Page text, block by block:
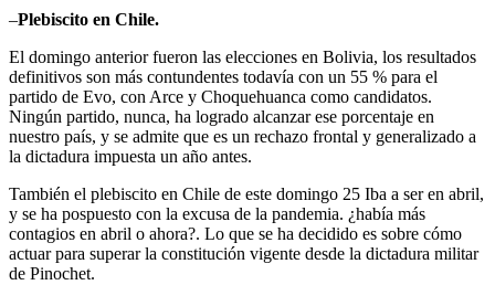
–Plebiscito en Chile.
El domingo anterior fueron las elecciones en Bolivia, los resultados
definitivos son más contundentes todavía con un 55 % para el
partido de Evo, con Arce y Choquehuanca como candidatos.
Ningún partido, nunca, ha logrado alcanzar ese porcentaje en
nuestro país, y se admite que es un rechazo frontal y generalizado a
la dictadura impuesta un año antes.
También el plebiscito en Chile de este domingo 25 Iba a ser en abril,
y se ha pospuesto con la excusa de la pandemia. ¿había más
contagios en abril o ahora?. Lo que se ha decidido es sobre cómo
actuar para superar la constitución vigente desde la dictadura militar
de Pinochet.